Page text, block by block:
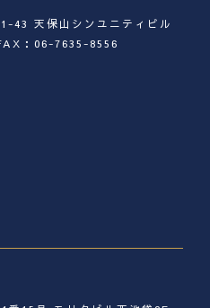
43 天保山シンユニティビル
：06-7635-8556